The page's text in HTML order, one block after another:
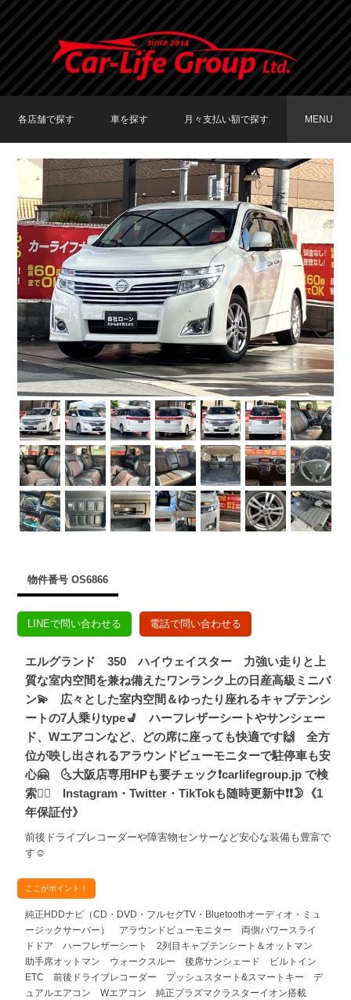
各店舗で探す
TOKYO店在庫車両
大阪店在庫車両
福岡店在庫車両
車を探す
車種で探す
メーカーで探す
月々支払い額で探す
〜19,999円
20,000円〜29,999円
30,000円〜39,999円
40,000円〜49,999円
50,000円〜
MENU
物件番号 OS6866
LINEで問い合わせる 電話で問い合わせる
エルグランド 350 ハイウェイスター 力強い走りと上
質な室内空間を兼ね備えたワンランク上の日産高級ミニバ
ン💫 広々とした室内空間＆ゆったり座れるキャプテンシ
ートの7人乗りtype💺 ハーフレザーシートやサンシェー
ド、Wエアコンなど、どの席に座っても快適です🙌 全方
位が映し出されるアラウンドビューモニターで駐停車も安
心🤗 🌜大阪店専用HPも要チェック❗carlifegroup.jp で検
索🕵️‍♂️ Instagram・Twitter・TikTokも随時更新中❗❗🌛《1
年保証付》
前後ドライブレコーダーや障害物センサーなど安心な装備も豊富で
す☺️
ここがポイント！
純正HDDナビ（CD・DVD・フルセグTV・Bluetoothオーディオ・ミュ
ージックサーバー） アラウンドビューモニター 両側パワースライ
ドドア ハーフレザーシート 2列目キャプテンシート＆オットマン
助手席オットマン ウォークスルー 後席サンシェード ビルトイン
ETC 前後ドライブレコーダー プッシュスタート&スマートキー デ
ュアルエアコン Wエアコン 純正プラズマクラスターイオン搭載